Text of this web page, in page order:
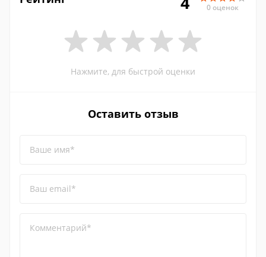
0 оценок
Нажмите, для быстрой оценки
Оставить отзыв
Ваше имя*
Ваш email*
Комментарий*